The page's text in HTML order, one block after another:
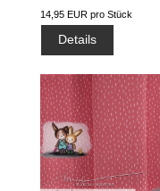
14,95 EUR pro Stück
Details